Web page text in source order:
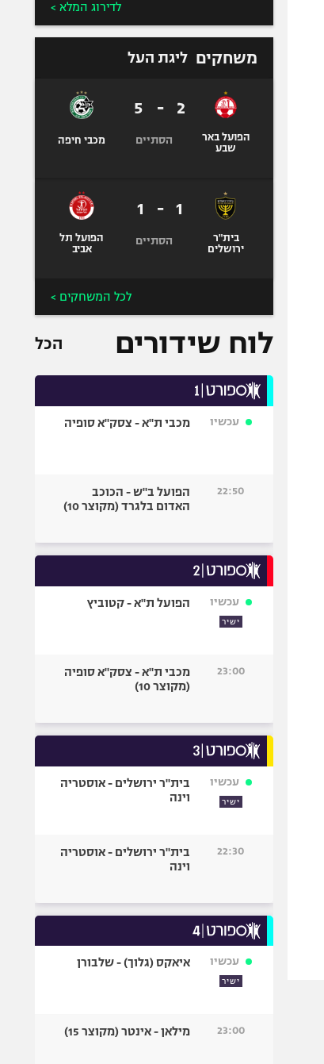
לדירוג המלא >
משחקים ליגת העל
הפועל באר
שבע
2
-
5
הסתיים מכבי חיפה
בית"ר
ירושלים
1
-
1
הסתיים
הפועל תל
אביב
לכל המשחקים >
לוח שידורים הכל
עכשיו מכבי ת"א - צסק"א סופיה
22:50
הפועל ב"ש - הכוכב
האדום בלגרד (מקוצר 10)
עכשיו
ישיר
הפועל ת"א - קטוביץ
23:00
מכבי ת"א - צסק"א סופיה
(מקוצר 10)
עכשיו
ישיר
בית"ר ירושלים - אוסטריה
וינה
22:30
בית"ר ירושלים - אוסטריה
וינה
עכשיו
ישיר
איאקס (גלוך) - שלבורן
23:00 מילאן - אינטר (מקוצר 15)